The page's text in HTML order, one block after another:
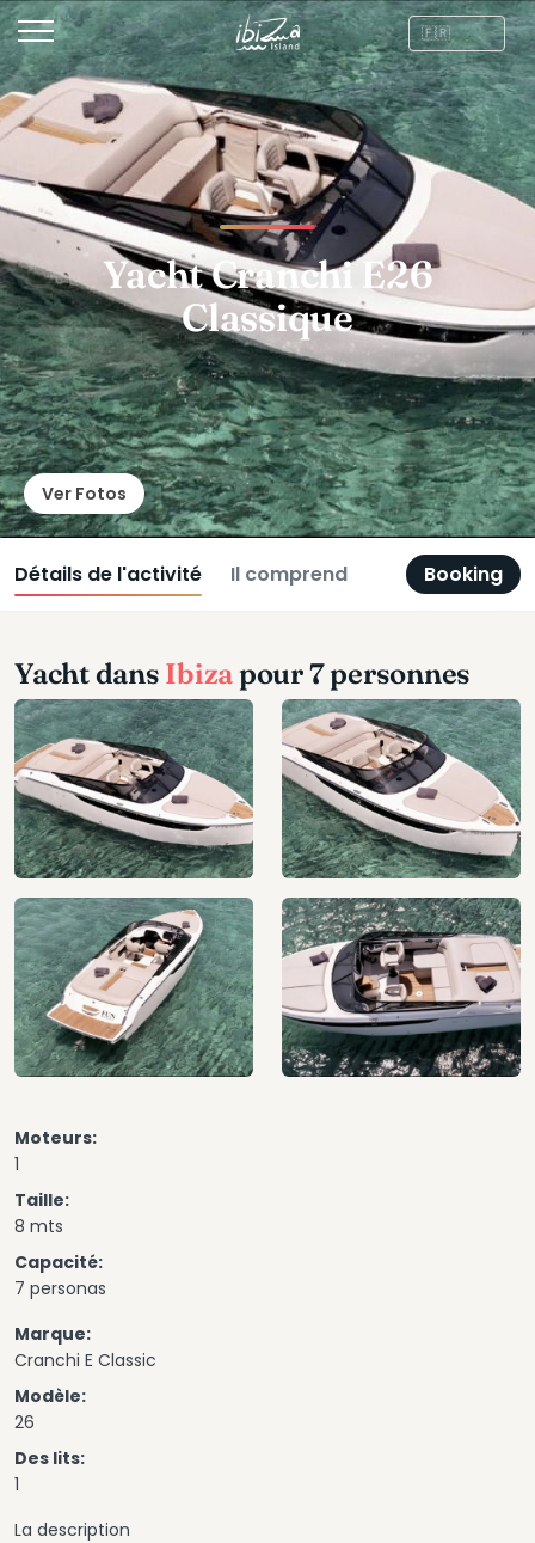
Yacht Cranchi E26
Classique
Ver Fotos
Détails de l'activité Il comprend Booking
Yacht dans Ibizapour 7 personnes
Moteurs:
1
Taille:
8 mts
Capacité:
7 personas
Marque:
Cranchi E Classic
Modèle:
26
Des lits:
1
La description